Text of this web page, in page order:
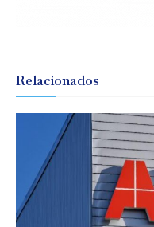
Relacionados